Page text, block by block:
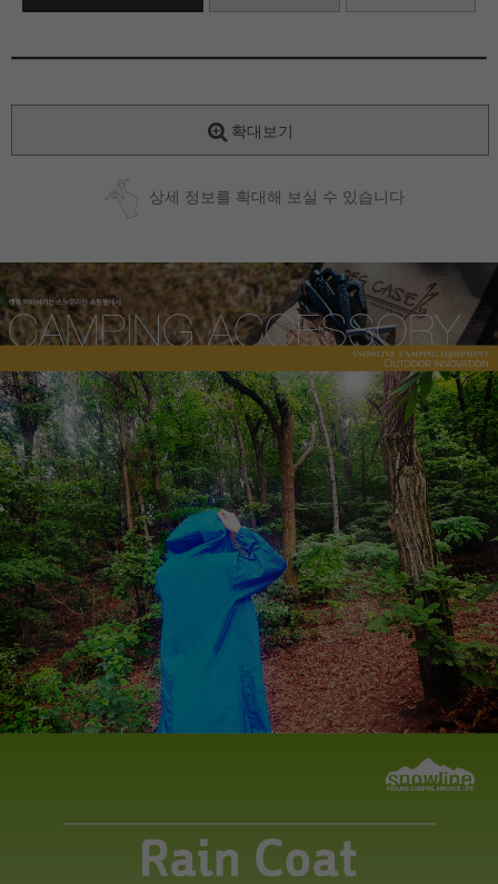
확대보기
상세 정보를 확대해 보실 수 있습니다